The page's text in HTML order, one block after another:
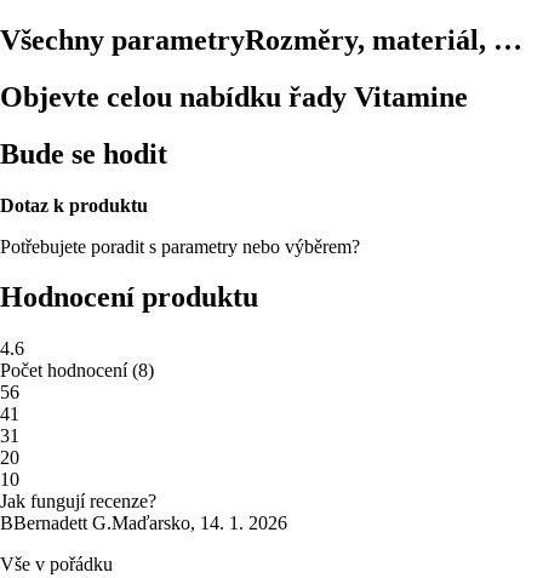
Všechny parametryRozměry, materiál, …
Objevte celou nabídku řady Vitamine
Bude se hodit
Dotaz k produktu
Potřebujete poradit s parametry nebo výběrem?
Hodnocení produktu
4.6
Počet hodnocení(8)
56
41
31
20
10
Jak fungují recenze?
BBernadett G.Maďarsko, 14. 1. 2026
Vše v pořádku